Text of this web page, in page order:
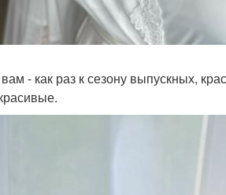
- как раз к сезону выпускных,